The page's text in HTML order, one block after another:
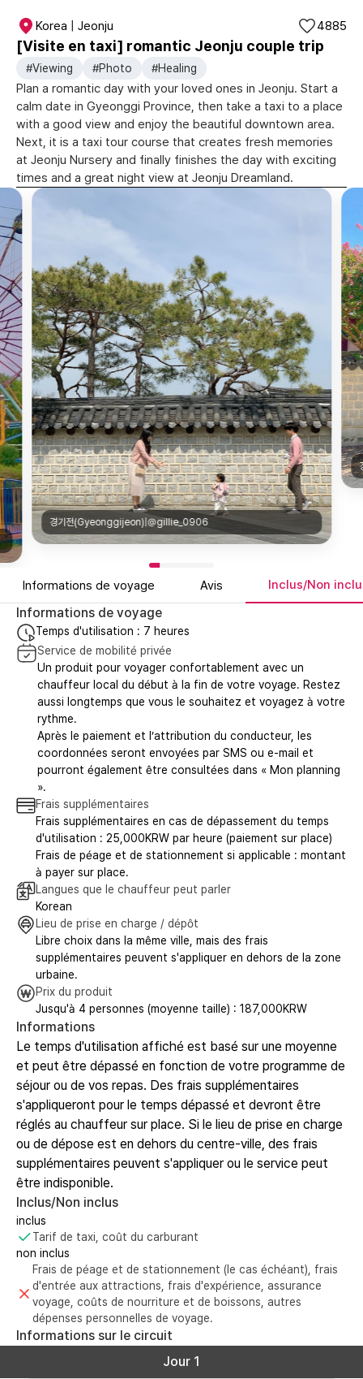
Korea | Jeonju
[Visite en taxi] romantic Jeonju couple trip
4885
#Viewing #Photo #Healing
Plan a romantic day with your loved ones in Jeonju. Start a
calm date in Gyeonggi Province, then take a taxi to a place
with a good view and enjoy the beautiful downtown area.
Next, it is a taxi tour course that creates fresh memories
at Jeonju Nursery and finally finishes the day with exciting
times and a great night view at Jeonju Dreamland.
경기전(Gyeonggijeon)|@gillie_0906
Informations de voyage Avis Inclus/Non
Informations de voyage
Temps d'utilisation : 7 heures
Service de mobilité privée
Un produit pour voyager confortablement avec un
chauffeur local du début à la fin de votre voyage. Restez
aussi longtemps que vous le souhaitez et voyagez à votre
rythme.
Après le paiement et l’attribution du conducteur, les
coordonnées seront envoyées par SMS ou e-mail et
pourront également être consultées dans « Mon planning
».
Frais supplémentaires
Frais supplémentaires en cas de dépassement du temps
d'utilisation : 25,000KRW par heure (paiement sur place)
Frais de péage et de stationnement si applicable : montant
à payer sur place.
Langues que le chauffeur peut parler
Korean
Lieu de prise en charge / dépôt
Libre choix dans la même ville, mais des frais
supplémentaires peuvent s'appliquer en dehors de la zone
urbaine.
Prix du produit
Jusqu'à 4 personnes (moyenne taille) : 187,000KRW
Informations
Le temps d'utilisation affiché est basé sur une moyenne
et peut être dépassé en fonction de votre programme de
séjour ou de vos repas. Des frais supplémentaires
s'appliqueront pour le temps dépassé et devront être
réglés au chauffeur sur place. Si le lieu de prise en charge
ou de dépose est en dehors du centre-ville, des frais
supplémentaires peuvent s'appliquer ou le service peut
être indisponible.
Inclus/Non inclus
inclus
Tarif de taxi, coût du carburant
non inclus
Frais de péage et de stationnement (le cas échéant), frais
d'entrée aux attractions, frais d'expérience, assurance
voyage, coûts de nourriture et de boissons, autres
dépenses personnelles de voyage.
Informations sur le circuit
Jour 1